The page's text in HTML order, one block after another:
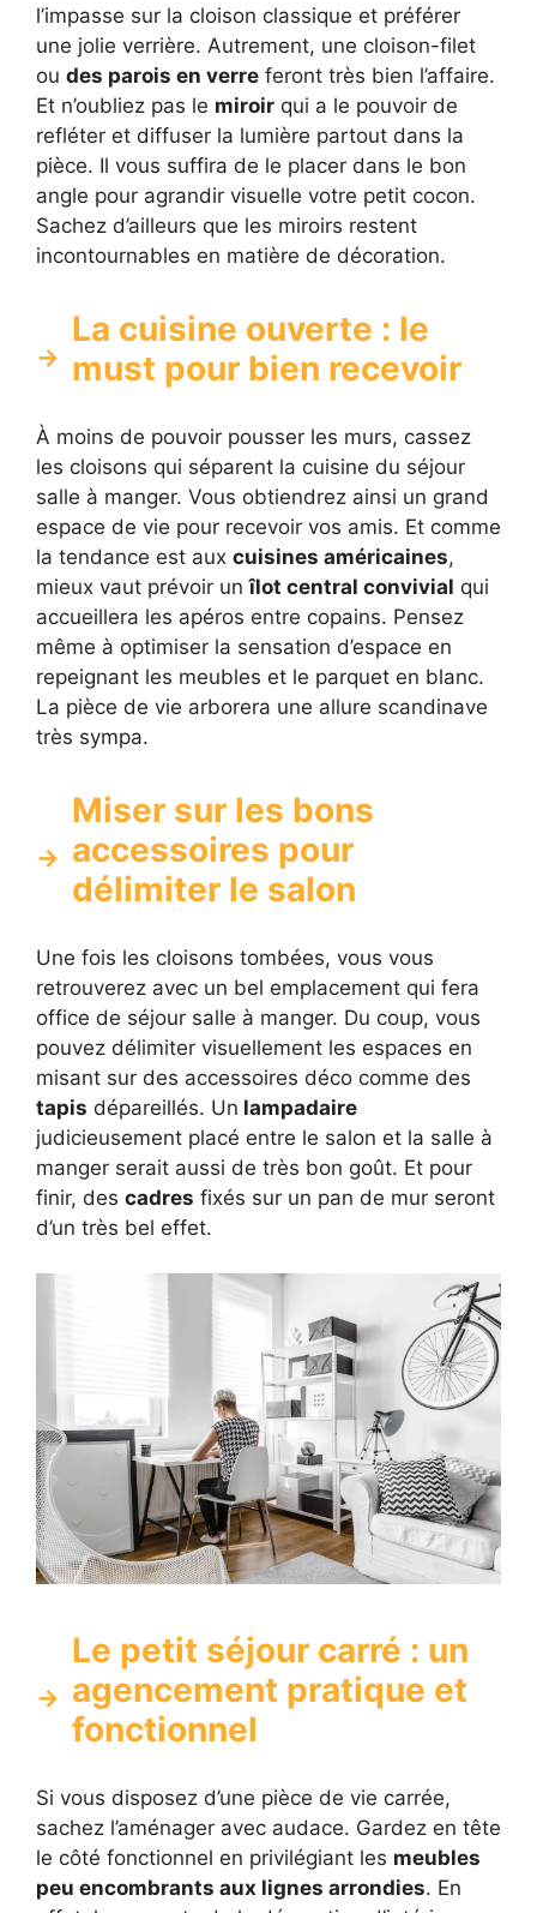
l’impasse sur la cloison classique et préférer
une jolie verrière. Autrement, une cloison-filet
ou des parois en verre feront très bien l’affaire.
Et n’oubliez pas le miroir qui a le pouvoir de
refléter et diffuser la lumière partout dans la
pièce. Il vous suffira de le placer dans le bon
angle pour agrandir visuelle votre petit cocon.
Sachez d’ailleurs que les miroirs restent
incontournables en matière de décoration.
La cuisine ouverte : le
must pour bien recevoir
À moins de pouvoir pousser les murs, cassez
les cloisons qui séparent la cuisine du séjour
salle à manger. Vous obtiendrez ainsi un grand
espace de vie pour recevoir vos amis. Et comme
la tendance est aux cuisines américaines,
mieux vaut prévoir unîlot central convivial qui
accueillera les apéros entre copains. Pensez
même à optimiser la sensation d’espace en
repeignant les meubles et le parquet en blanc.
La pièce de vie arborera une allure scandinave
très sympa.
Miser sur les bons
accessoires pour
délimiter le salon
Une fois les cloisons tombées, vous vous
retrouverez avec un bel emplacement qui fera
office de séjour salle à manger. Du coup, vous
pouvez délimiter visuellement les espaces en
misant sur des accessoires déco comme des
tapis dépareillés. Un lampadaire
judicieusement placé entre le salon et la salle à
manger serait aussi de très bon goût. Et pour
finir, des cadres fixés sur un pan de mur seront
d’un très bel effet.
Le petit séjour carré : un
agencement pratique et
fonctionnel
Si vous disposez d’une pièce de vie carrée,
sachez l’aménager avec audace. Gardez en tête
le côté fonctionnel en privilégiant les meubles
peu encombrants aux lignes arrondies. En